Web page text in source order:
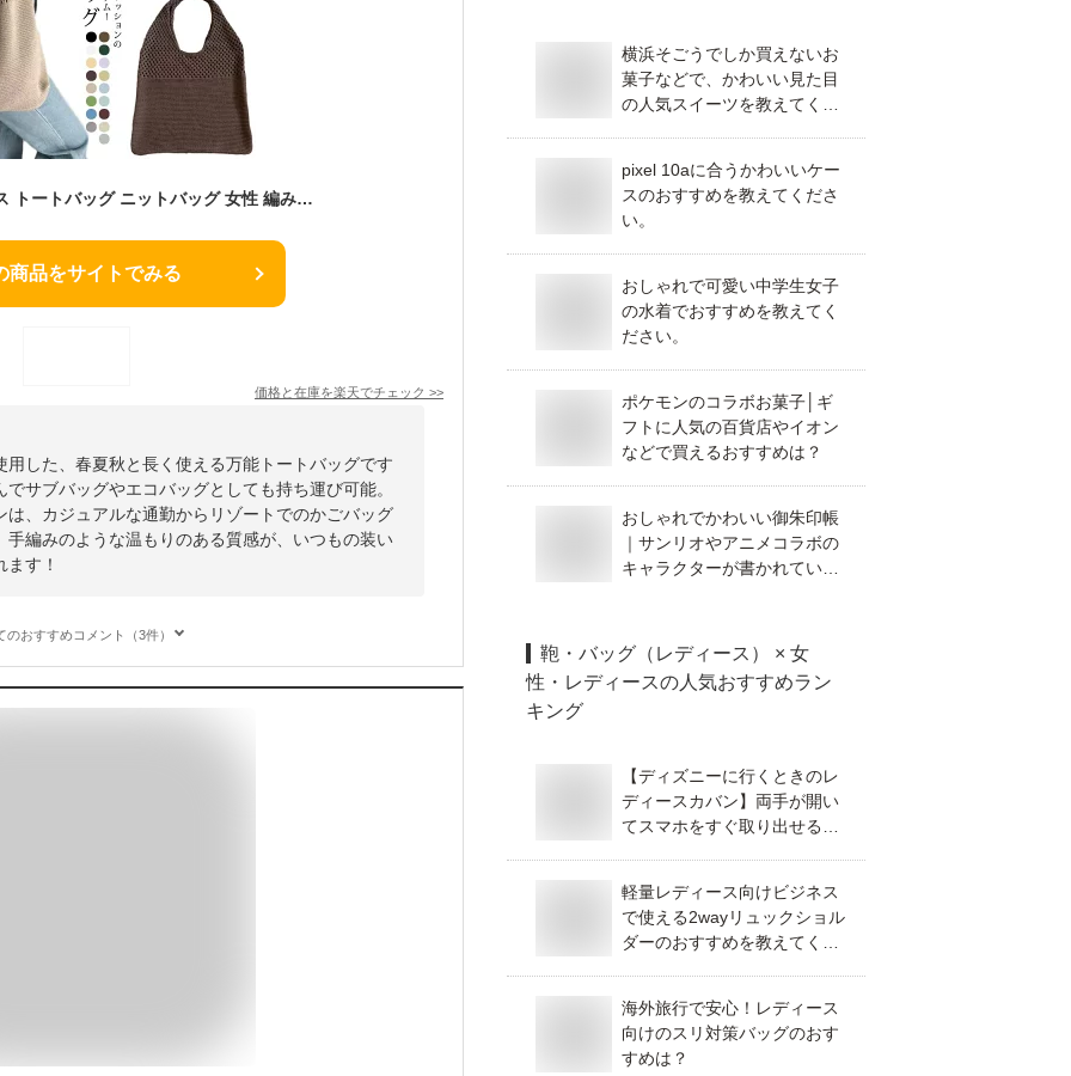
ニット編み レディース トートバッグ ニットバッグ 女性 編みバッグ 春夏秋 大容量 かごバッグ サマーバッグ 肩掛け 軽量 折り畳み エコバッグ 無地 お洒落 通勤 かごバッグ
商品をサイトでみる
価格と在庫を楽天でチェック >>
した、春夏秋と長く使える万能トートバッグです
サブバッグやエコバッグとしても持ち運び可能。
、カジュアルな通勤からリゾートでのかごバッグ
編みのような温もりのある質感が、いつもの装い
す！
のおすすめコメント（3件）
横浜そごうでしか買えないお
菓子などで、かわいい見た目
の人気スイーツを教えてくだ
pixel 10aに合うかわいいケー
スのおすすめを教えてくださ
い。
おしゃれで可愛い中学生女子
の水着でおすすめを教えてく
ださい。
ポケモンのコラボお菓子│ギ
フトに人気の百貨店やイオン
などで買えるおすすめは？
おしゃれでかわいい御朱印帳
｜サンリオやアニメコラボの
キャラクターが書かれている
鞄・バッグ（レディース） × 女
性・レディースの人気おすすめラン
キング
【ディズニーに行くときのレ
ディースカバン】両手が開い
てスマホをすぐ取り出せるバ
軽量レディース向けビジネス
で使える2wayリュックショル
ダーのおすすめを教えてくだ
海外旅行で安心！レディース
向けのスリ対策バッグのおす
すめは？